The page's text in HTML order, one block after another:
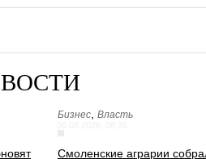
Бизнес Власть
Смоленские аграрии